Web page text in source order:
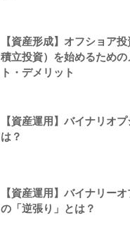
【資産形成】オフショア
積立投資）を始めるための
ト・デメリット
【資産運用】バイナリオ
は？
【資産運用】バイナリー
の「逆張り」とは？